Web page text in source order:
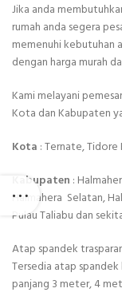
Jika anda
rumah anda segera
memenuhi kebutuhan
dengan harga murah
Kami melayani
Kota dan Kabupaten
Kota : Ternate, Tidore
Kabupaten :
Halmahera Selatan,
Pulau Taliabu dan
Atap spandek
Tersedia atap
panjang 3 meter, 4